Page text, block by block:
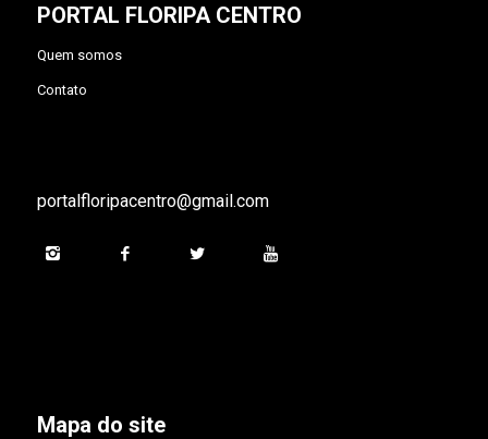
PORTAL FLORIPA CENTRO
Quem somos
Contato
portalfloripacentro@gmail.com
Mapa do site